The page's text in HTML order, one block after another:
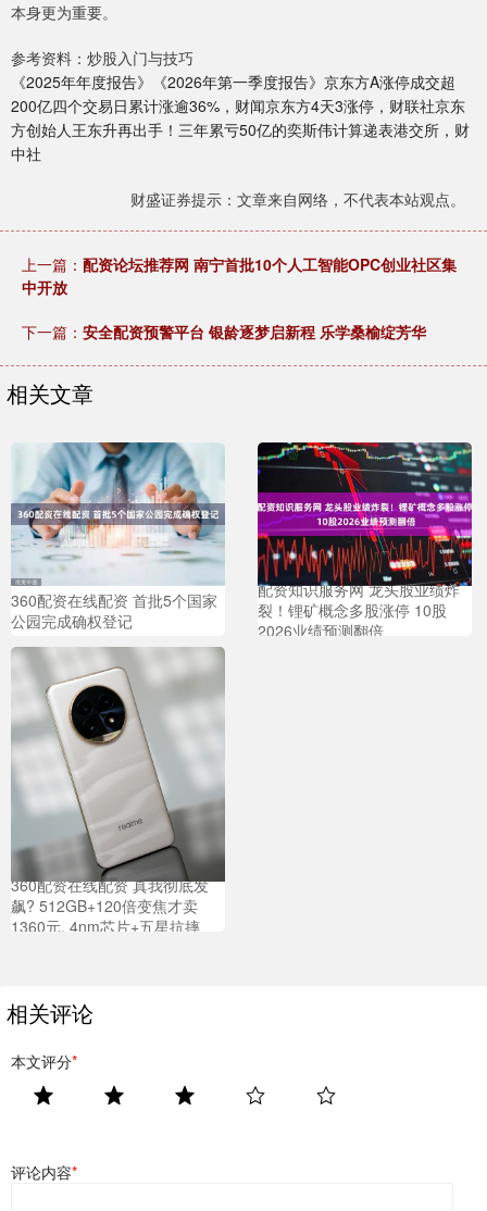
本身更为重要。
参考资料：炒股入门与技巧
《2025年年度报告》《2026年第一季度报告》京东方A涨停成交超
200亿四个交易日累计涨逾36%，财闻京东方4天3涨停，财联社京东
方创始人王东升再出手！三年累亏50亿的奕斯伟计算递表港交所，财
中社
财盛证券提示：文章来自网络，不代表本站观点。
上一篇： 配资论坛推荐网 南宁首批10个人工智能OPC创业社区集
中开放
下一篇： 安全配资预警平台 银龄逐梦启新程 乐学桑榆绽芳华
相关文章
360配资在线配资 首批5个国家
公园完成确权登记
配资知识服务网 龙头股业绩炸
裂！锂矿概念多股涨停 10股
2026业绩预测翻倍
360配资在线配资 真我彻底发
飙? 512GB+120倍变焦才卖
1360元, 4nm芯片+五星抗摔
相关评论
本文评分*
评论内容*